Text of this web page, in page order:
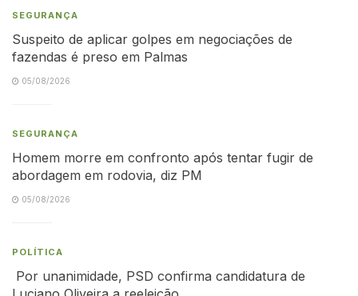
SEGURANÇA
Suspeito de aplicar golpes em negociações de
fazendas é preso em Palmas
05/08/2026
SEGURANÇA
Homem morre em confronto após tentar fugir de
abordagem em rodovia, diz PM
05/08/2026
POLÍTICA
Por unanimidade, PSD confirma candidatura de